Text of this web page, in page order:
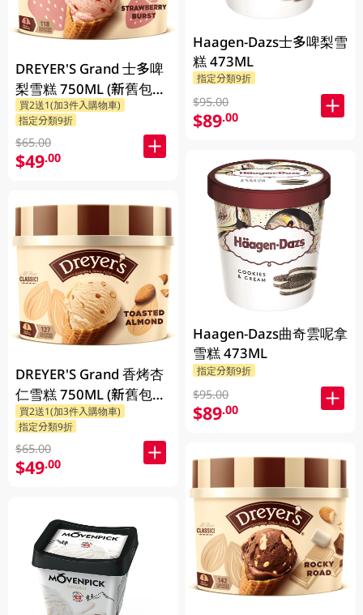
DREYER'S Grand 士多啤
梨雪糕 750ML (新舊包裝
隨機發貨)
買2送1(加3件入購物車)
指定分類9折
$65.00
$49.00
DREYER'S Grand 香烤杏
仁雪糕 750ML (新舊包裝
隨機發貨)
買2送1(加3件入購物車)
指定分類9折
$65.00
$49.00
Haagen-Dazs士多啤梨雪
糕 473ML
指定分類9折
$95.00
$89.00
Haagen-Dazs曲奇雲呢拿
雪糕 473ML
指定分類9折
$95.00
$89.00